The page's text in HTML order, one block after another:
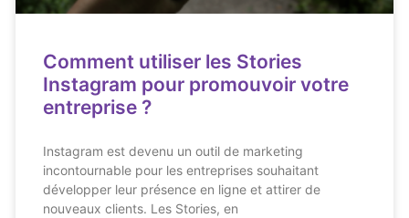
Comment utiliser les Stories
Instagram pour promouvoir votre
entreprise ?
Instagram est devenu un outil de marketing
incontournable pour les entreprises souhaitant
développer leur présence en ligne et attirer de
nouveaux clients. Les Stories, en